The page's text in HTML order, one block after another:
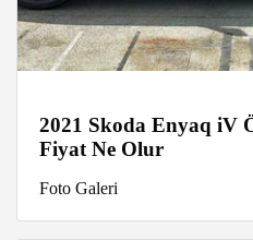
2021 Skoda Enyaq iV
Fiyat Ne Olur
Foto Galeri